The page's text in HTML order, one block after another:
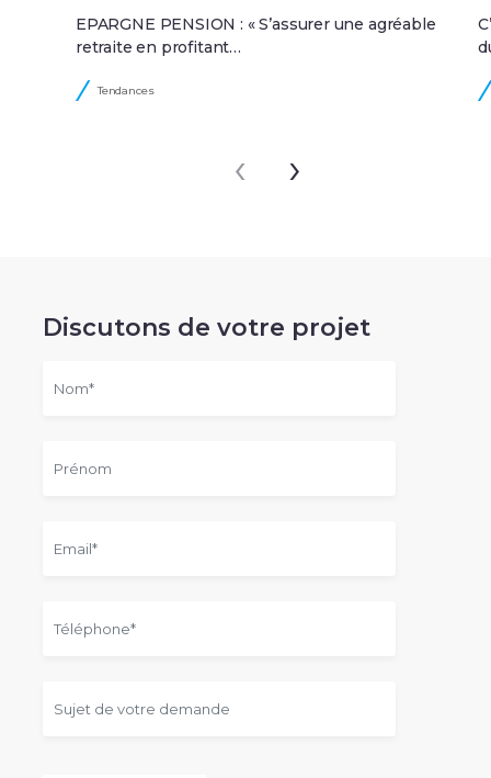
EPARGNE PENSION : « S’assurer une agréable
retraite en profitant…
Tendances
‹ ›
Discutons de votre projet